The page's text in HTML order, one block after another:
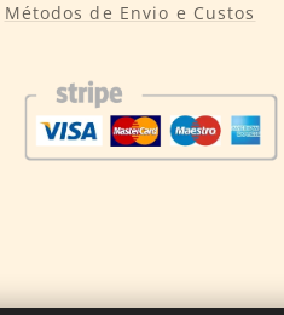
Métodos de Envio e Custos